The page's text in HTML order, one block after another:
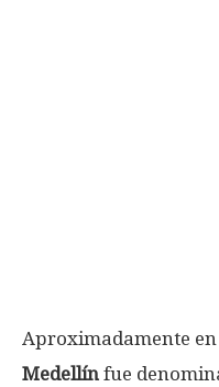
Aproximadamente en
Medellín fue